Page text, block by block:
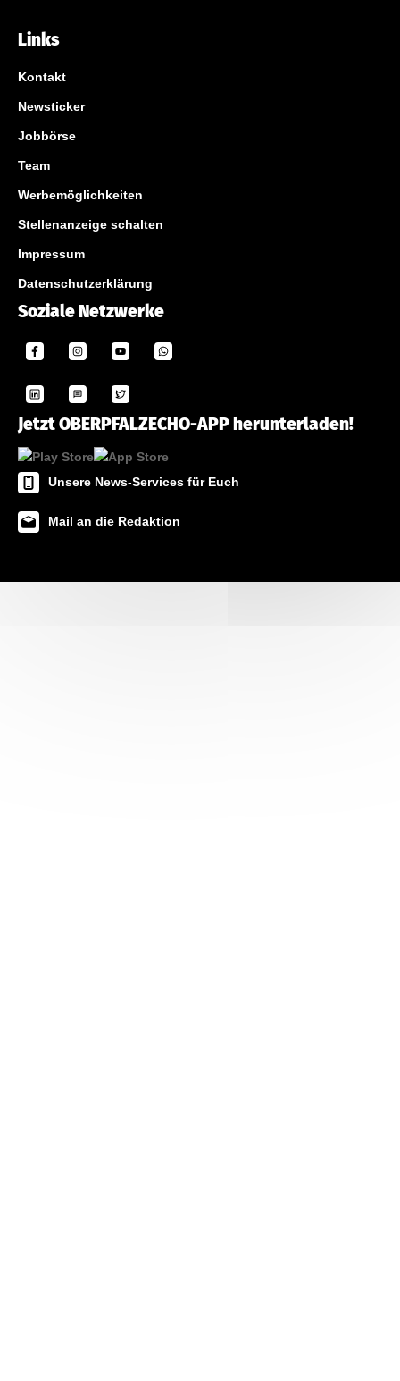
Links
Kontakt
Newsticker
Jobbörse
Team
Werbemöglichkeiten
Stellenanzeige schalten
Impressum
Datenschutzerklärung
Soziale Netzwerke
Jetzt OBERPFALZECHO-APP herunterladen!
Unsere News-Services für Euch
Mail an die Redaktion